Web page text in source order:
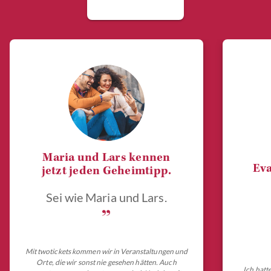
Maria und Lars kennen
jetzt jeden Geheimtipp.
Sei wie Maria und Lars.
„
Mit twotickets kommen wir in Veranstaltungen und
Orte, die wir sonst nie gesehen hätten. Auch